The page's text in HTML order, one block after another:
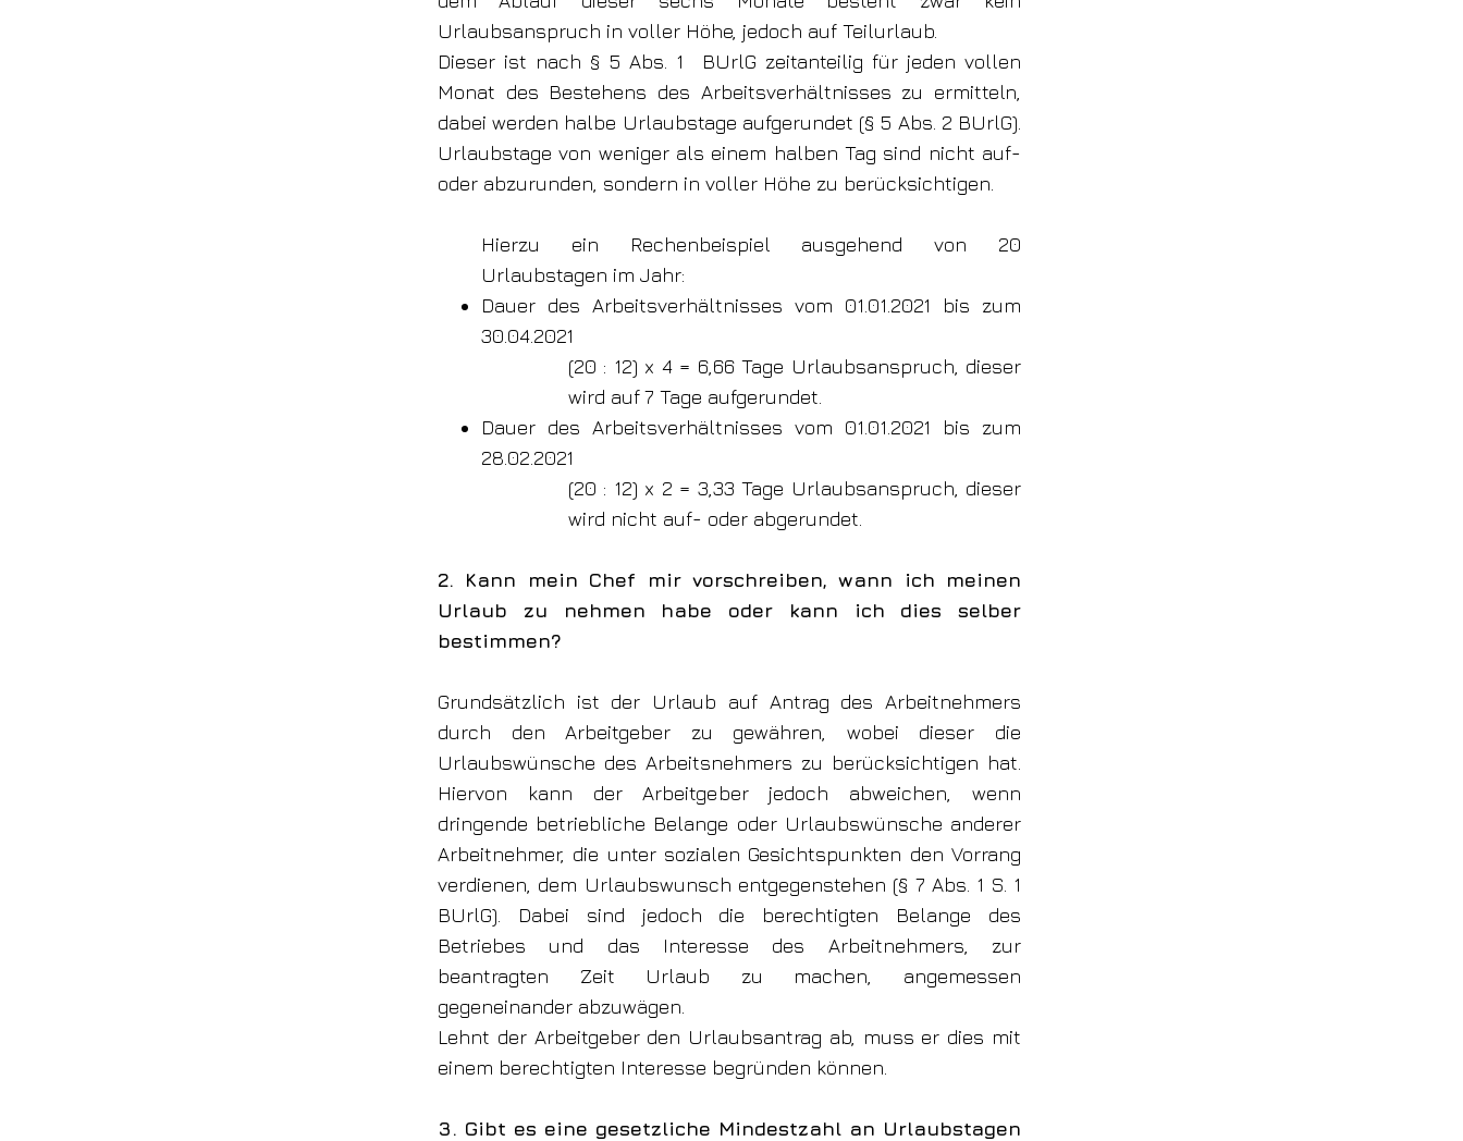
Urlaubsanspruch in voller Höhe, jedoch auf Teilurlaub.
Dieser ist nach § 5 Abs. 1 BUrlG zeitanteilig für jeden vollen
Monat des Bestehens des Arbeitsverhältnisses zu ermitteln,
dabei werden halbe Urlaubstage aufgerundet (§ 5 Abs. 2 BUrlG).
Urlaubstage von weniger als einem halben Tag sind nicht auf-
oder abzurunden, sondern in voller Höhe zu berücksichtigen.
Hierzu ein Rechenbeispiel ausgehend von 20
Urlaubstagen im Jahr:
Dauer des Arbeitsverhältnisses vom 01.01.2021 bis zum
30.04.2021
(20 : 12) x 4 = 6,66 Tage Urlaubsanspruch, dieser
wird auf 7 Tage aufgerundet.
Dauer des Arbeitsverhältnisses vom 01.01.2021 bis zum
28.02.2021
(20 : 12) x 2 = 3,33 Tage Urlaubsanspruch, dieser
wird nicht auf- oder abgerundet.
2. Kann mein Chef mir vorschreiben, wann ich meinen
Urlaub zu nehmen habe oder kann ich dies selber
bestimmen?
Grundsätzlich ist der Urlaub auf Antrag des Arbeitnehmers
durch den Arbeitgeber zu gewähren, wobei dieser die
Urlaubswünsche des Arbeitsnehmers zu berücksichtigen hat.
Hiervon kann der Arbeitgeber jedoch abweichen, wenn
dringende betriebliche Belange oder Urlaubswünsche anderer
Arbeitnehmer, die unter sozialen Gesichtspunkten den Vorrang
verdienen, dem Urlaubswunsch entgegenstehen (§ 7 Abs. 1 S. 1
BUrlG). Dabei sind jedoch die berechtigten Belange des
Betriebes und das Interesse des Arbeitnehmers, zur
beantragten Zeit Urlaub zu machen, angemessen
gegeneinander abzuwägen.
Lehnt der Arbeitgeber den Urlaubsantrag ab, muss er dies mit
einem berechtigten Interesse begründen können.
3. Gibt es eine gesetzliche Mindestzahl an Urlaubstagen